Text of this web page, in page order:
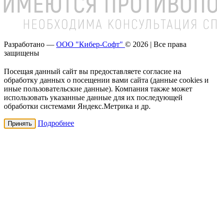
Разработано — ООО "Кибер-Софт" © 2026 | Все права
защищены
Посещая данный сайт вы предоставляете согласие на
обработку данных о посещении вами сайта (данные cookies и
иные пользовательские данные). Компания также может
использовать указанные данные для их последующей
обработки системами Яндекс.Метрика и др.
Принять Подробнее